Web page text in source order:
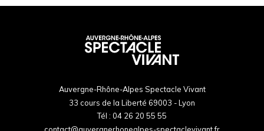
Auvergne-Rhône-Alpes Spectacle Vivant
33 cours de la Liberté 69003 - Lyon
Tél : 04 26 20 55 55